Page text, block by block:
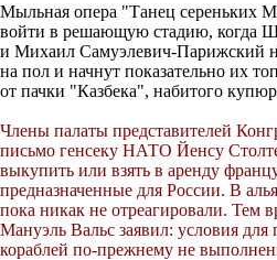
Мыльная опера "Танец сереньких
войти в решающую стадию, когда
и Михаил Самуэлевич-Парижский
на пол и начнут показательно их
от пачки "Казбека", набитого
Члены палаты представителей
письмо генсеку НАТО Йенсу
выкупить или взять в аренду
предназначенные для России. В
пока никак не отреагировали. Тем
Мануэль Вальс заявил: условия для
кораблей по-прежнему не